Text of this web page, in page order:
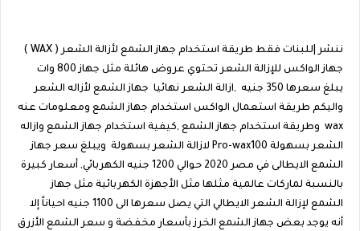
ننشر |للبنات فقط طريقة استخدام جهاز الشمع لأزالة الشعر ( WAX )
جهاز الواكس للإزالة الشعر تحتوي عروض هائلة مثل جهاز 800 وات
يبلغ سعرها 350 جنيه ,ازالة الشعر نهائيا جهاز الشمع لأزاله الشعر
واليكم طريقة استعمال الواكس استخدام جهاز الشمع ومعلومات عنه
wax وطريقة استخدام جهاز الشمع ,كيفية استخدام جهاز الشمع وازاله
الشعر بسهولة Pro-wax100 لازالة الشعر بسهولة ويبلغ سعر جهاز
الشمع الايطالى في مصر 2020 حوالي 1200 جنيه الكهربائي, أسعار كبيرة
بالنسبة لماركات عالمية مثلها مثل الأجهزة الكهربائية مثل جهاز
الشمع لإزالة الشعر الايطالي التي يصل سعرها الى 1100 جنيه احياناً إلا
أنه يوجد بعض جهاز الشمع الخرز بأسعار مخفضة و سعر الشمع الأزرق